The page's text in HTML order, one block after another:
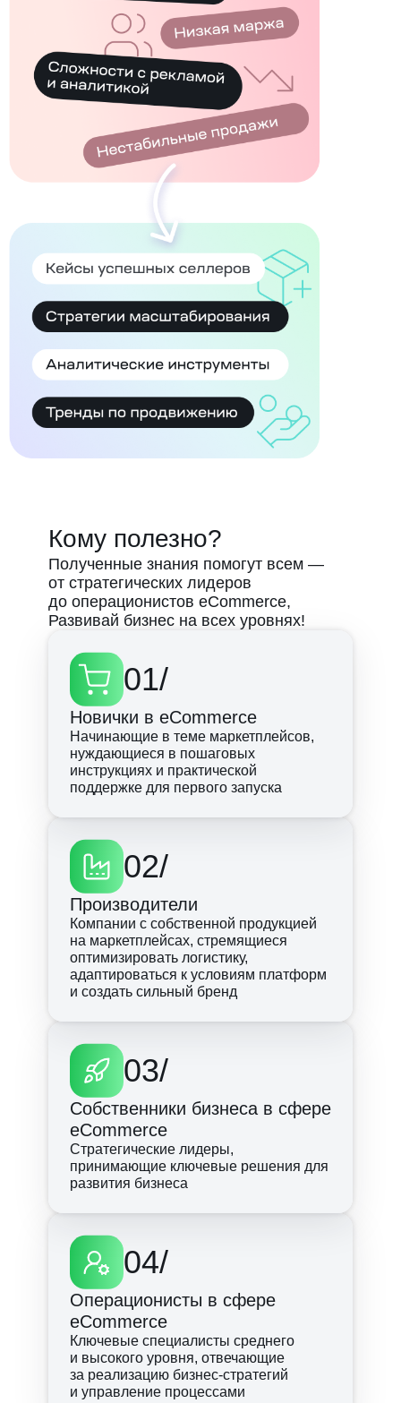
Кому полезно?
Полученные знания помогут всем —
от стратегических лидеров
до операционистов eCommerce,
Развивай бизнес на всех уровнях!
01/
Новички в eCommerce
Начинающие в теме маркетплейсов,
нуждающиеся в пошаговых
инструкциях и практической
поддержке для первого запуска
02/
Производители
Компании с собственной продукцией
на маркетплейсах, стремящиеся
оптимизировать логистику,
адаптироваться к условиям платформ
и создать сильный бренд
03/
Собственники бизнеса в сфере
eCommerce
Стратегические лидеры,
принимающие ключевые решения для
развития бизнеса
04/
Операционисты в сфере
eCommerce
Ключевые специалисты среднего
и высокого уровня, отвечающие
за реализацию бизнес-стратегий
и управление процессами